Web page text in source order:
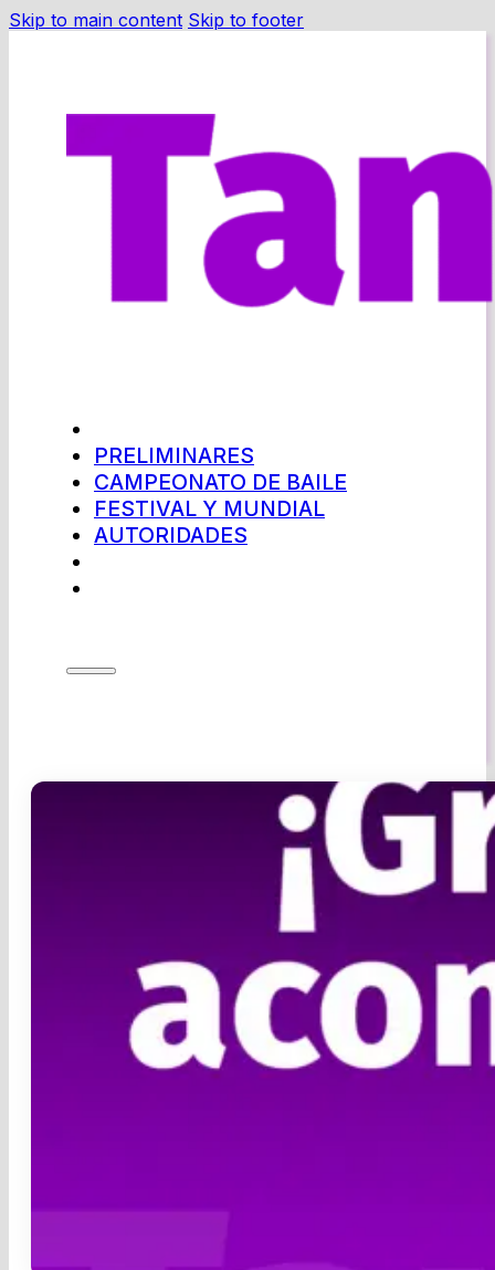
Skip to main content Skip to footer
PRELIMINARES
CAMPEONATO DE BAILE
FESTIVAL Y MUNDIAL
AUTORIDADES